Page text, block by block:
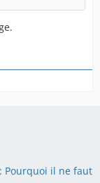
Pourquoi il ne faut